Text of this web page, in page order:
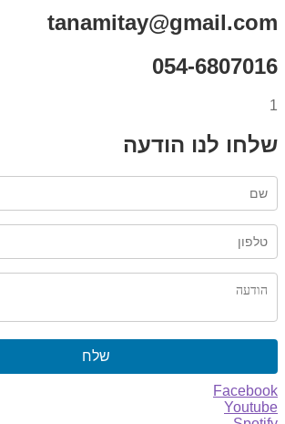
tanamitay@gmail.com
054-6807016
1
שלחו לנו הודעה
שלח
Facebook
Youtube